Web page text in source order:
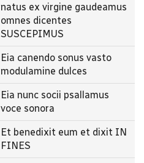
natus ex virgine gaudeamus
omnes dicentes
SUSCEPIMUS
Eia canendo sonus vasto
modulamine dulces
Eia nunc socii psallamus
voce sonora
Et benedixit eum et dixit IN
FINES